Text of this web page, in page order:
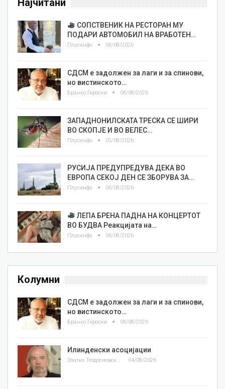
Најчитани
СОПСТВЕНИК НА РЕСТОРАН МУ
ПОДАРИ АВТОМОБИЛ НА ВРАБОТЕН…
Плусинфо 06/08/2026
СДСМ е задолжен за лаги и за спинови,
но вистинското…
Бранко Героски 06/08/2026
ЗАПАДНОНИЛСКАТА ТРЕСКА СЕ ШИРИ
ВО СКОПЈЕ И ВО ВЕЛЕС…
Плусинфо 05/08/2026
РУСИЈА ПРЕДУПРЕДУВА ДЕКА ВО
ЕВРОПА СЕКОЈ ДЕН СЕ ЗБОРУВА ЗА…
Плусинфо 06/08/2026
ЛЕПА БРЕНА ПАДНА НА КОНЦЕРТОТ
ВО БУДВА Реакцијата на…
Плусинфо 06/08/2026
Колумни
СДСМ е задолжен за лаги и за спинови,
но вистинското…
Бранко Героски 06/08/2026
Илинденски асоцијации
Златко Теодосиевски 04/08/2026